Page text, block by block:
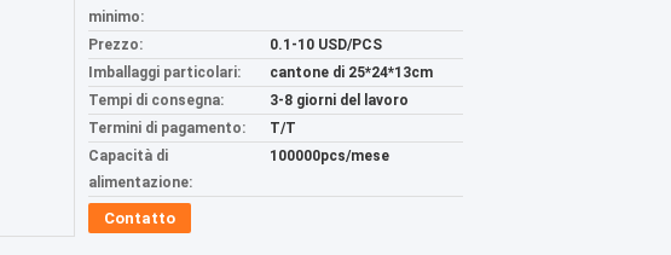
minimo:
Prezzo:
0.1-10 USD/PCS
Imballaggi particolari:
cantone di 25*24*13cm
Tempi di consegna:
3-8 giorni del lavoro
Termini di pagamento:
T/T
Capacità di
alimentazione:
100000pcs/mese
Contatto